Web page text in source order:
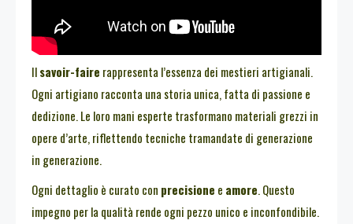
Ilsavoir-faire rappresenta l’essenza dei mestieri artigianali.
Ogni artigiano racconta una storia unica, fatta di passione e
dedizione. Le loro mani esperte trasformano materiali grezzi in
opere d’arte, riflettendo tecniche tramandate di generazione
in generazione.
Ogni dettaglio è curato con precisione e amore. Questo
impegno per la qualità rende ogni pezzo unico e inconfondibile.